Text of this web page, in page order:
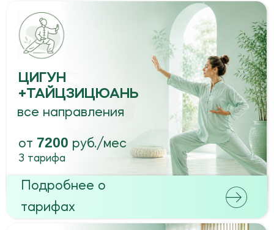
ЖЕНСКИЙ ЦИГУН
7920 руб./мес
тарифах
от 7200руб./мес
3 тарифа